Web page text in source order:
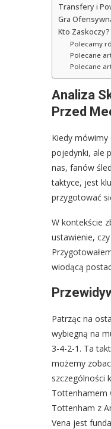
Transfery i
Gra
Kto
Polecamy
Polecane
Polecane
Analiza
Przed
Kiedy
pojedynki, ale
nas, fanów
taktyce, jest
przygotować
W kontekście
ustawienie,
wiodącą
Patrząc na
wybiegną na
3-4-2-1. Ta
możemy
szczególności
Tottenhamem
Tottenham z
Vena jest